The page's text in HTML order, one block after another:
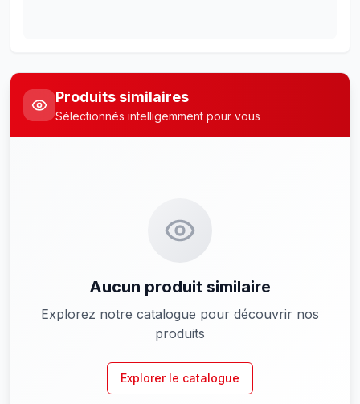
Produits similaires
Sélectionnés intelligemment pour vous
Aucun produit similaire
Explorez notre catalogue pour découvrir nos
produits
Explorer le catalogue